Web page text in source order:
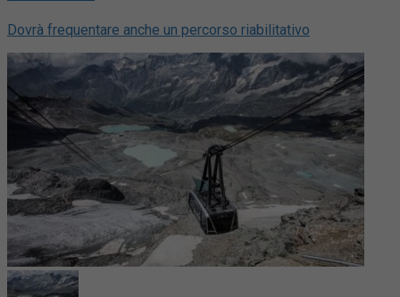
Dovrà frequentare anche un percorso riabilitativo